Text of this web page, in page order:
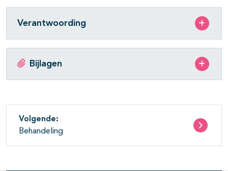
Verantwoording
Bijlagen
Volgende:
Behandeling